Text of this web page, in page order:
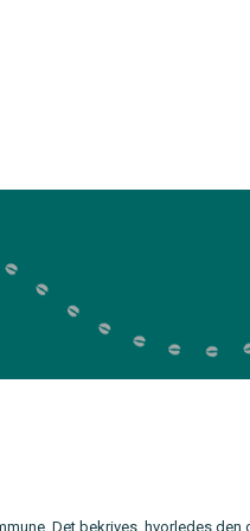
Det bekrives, hvorledes